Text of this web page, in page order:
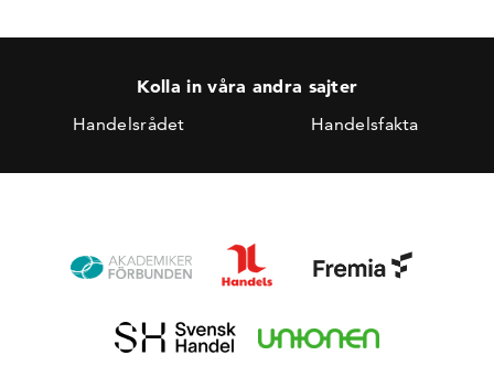
Kolla in våra andra sajter
Handelsrådet Handelsfakta